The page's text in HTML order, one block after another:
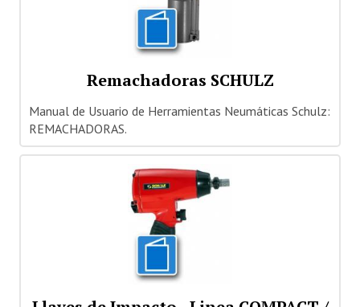
Remachadoras SCHULZ
Manual de Usuario de Herramientas Neumáticas Schulz:
REMACHADORAS.